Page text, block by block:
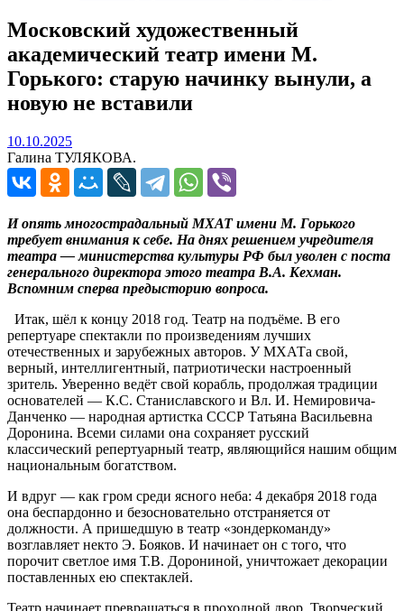
Московский художественный
академический театр имени М.
Горького: старую начинку вынули, а
новую не вставили
10.10.202510.10.2025
Галина ТУЛЯКОВА.
И опять многострадальный МХАТ имени М. Горького
требует внимания к себе. На днях решением учредителя
театра — министерства культуры РФ был уволен с поста
генерального директора этого театра В.А. Кехман.
Вспомним сперва предысторию вопроса.
Итак, шёл к концу 2018 год. Театр на подъёме. В его
репертуаре спектакли по произведениям лучших
отечественных и зарубежных авторов. У МХАТа свой,
верный, интеллигентный, патриотически настроенный
зритель. Уверенно ведёт свой корабль, продолжая традиции
основателей — К.С. Станиславского и Вл. И. Немировича-
Данченко — народная артистка СССР Татьяна Васильевна
Доронина. Всеми силами она сохраняет русский
классический репертуарный театр, являющийся нашим общим
национальным богатством.
И вдруг — как гром среди ясного неба: 4 декабря 2018 года
она беспардонно и безосновательно отстраняется от
должности. А пришедшую в театр «зондеркоманду»
возглавляет некто Э. Бояков. И начинает он с того, что
порочит светлое имя Т.В. Дорониной, уничтожает декорации
поставленных ею спектаклей.
Театр начинает превращаться в проходной двор. Творческий